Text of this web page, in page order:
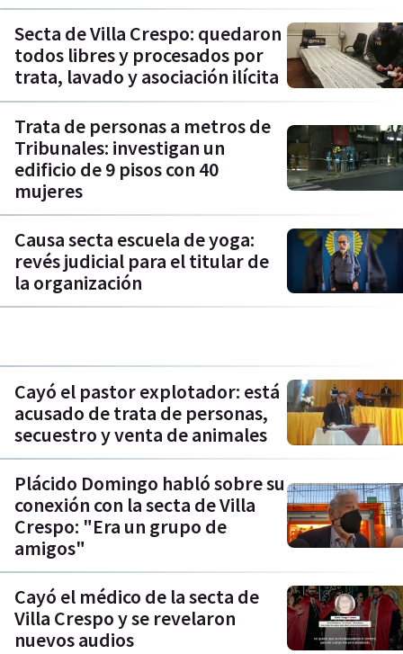
Secta de Villa Crespo: quedaron
todos libres y procesados por
trata, lavado y asociación ilícita
Trata de personas a metros de
Tribunales: investigan un
edificio de 9 pisos con 40
mujeres
Causa secta escuela de yoga:
revés judicial para el titular de
la organización
Cayó el pastor explotador: está
acusado de trata de personas,
secuestro y venta de animales
Plácido Domingo habló sobre su
conexión con la secta de Villa
Crespo: "Era un grupo de
amigos"
Cayó el médico de la secta de
Villa Crespo y se revelaron
nuevos audios